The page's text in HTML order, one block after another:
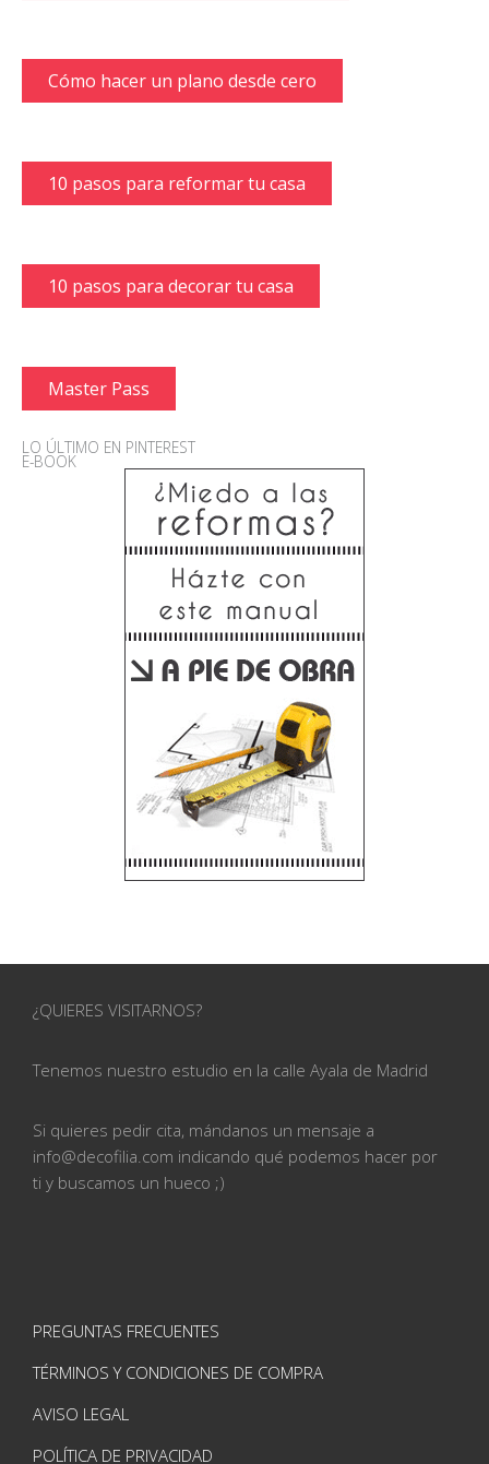
Cómo hacer un plano desde cero
10 pasos para reformar tu casa
10 pasos para decorar tu casa
Master Pass
LO ÚLTIMO EN PINTEREST
E-BOOK
¿QUIERES VISITARNOS?
Tenemos nuestro estudio en la calle Ayala de Madrid
Si quieres pedir cita, mándanos un mensaje a
info@decofilia.com indicando qué podemos hacer por
ti y buscamos un hueco ;)
PREGUNTAS FRECUENTES
TÉRMINOS Y CONDICIONES DE COMPRA
AVISO LEGAL
POLÍTICA DE PRIVACIDAD